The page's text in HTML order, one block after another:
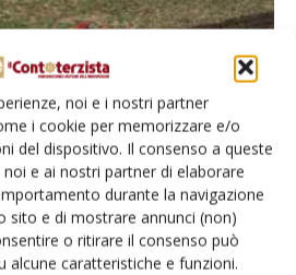
noi e i nostri partner
i cookie per memorizzare e/o
del dispositivo. Il consenso a queste
e ai nostri partner di elaborare
durante la navigazione
sito e di mostrare annunci (non)
o ritirare il consenso può
alcune caratteristiche e funzioni.
Diablo 600/13